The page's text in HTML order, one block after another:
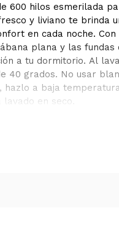
600 hilos esmerilada
y liviano te brinda
en cada noche. Con
plana y las fundas
a tu dormitorio. Al
40 grados. No usar
hazlo a baja
en seco.